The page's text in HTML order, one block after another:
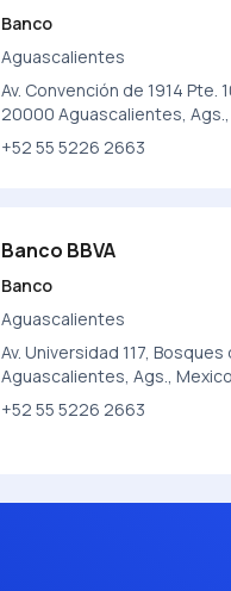
Banco
Aguascalientes
Av. Convención de 1914 Pte.
20000 Aguascalientes,
+52 55 5226 2663
Banco BBVA
Banco
Aguascalientes
Av. Universidad 117,
Aguascalientes, Ags., Mexico
+52 55 5226 2663